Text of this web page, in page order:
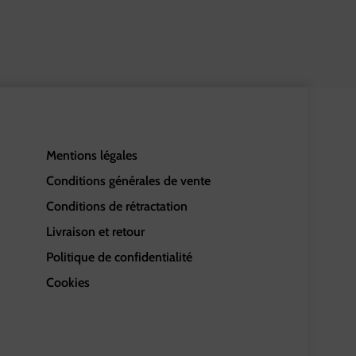
Mentions légales
Conditions générales de vente
Conditions de rétractation
Livraison et retour
Politique de confidentialité
Cookies